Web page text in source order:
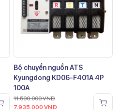
Bộ chuyển nguồn ATS
Kyungdong KD06-F401A 4P
100A
11.500.000VNĐ
7.935.000 VNĐ